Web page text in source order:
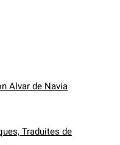
Alvar de Navia
Traduites de